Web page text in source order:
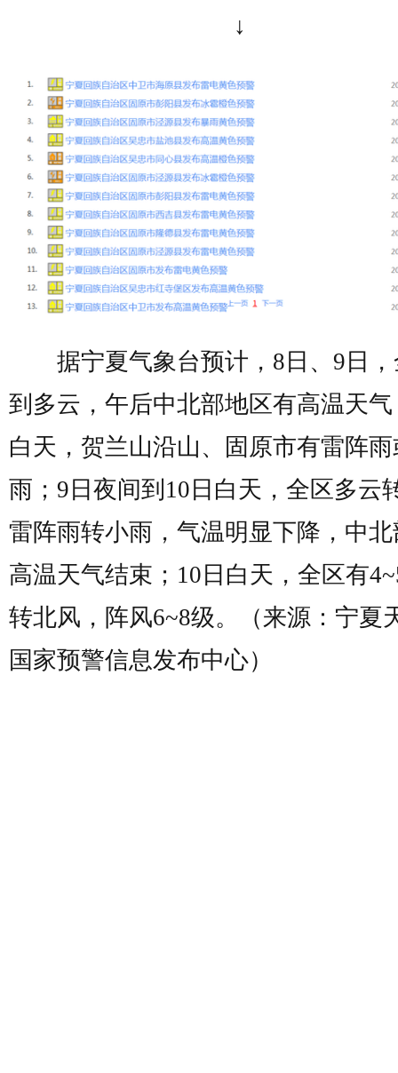
↓
据宁夏气象台预计，8日、9日，
到多云，午后中北部地区有高温天气
白天，贺兰山沿山、固原市有雷阵
雨；9日夜间到10日白天，全区多云
雷阵雨转小雨，气温明显下降，中
高温天气结束；10日白天，全区有
转北风，阵风6~8级。（来源：宁夏
国家预警信息发布中心）